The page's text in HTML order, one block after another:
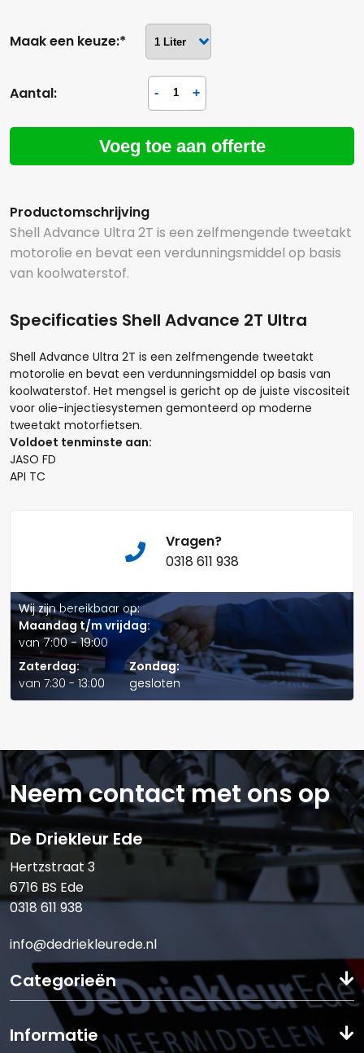
Maak een keuze:*
Aantal:
Voeg toe aan offerte
Productomschrijving
Shell Advance Ultra 2T is een zelfmengende tweetakt
motorolie en bevat een verdunningsmiddel op basis
van koolwaterstof.
Specificaties Shell Advance 2T Ultra
Shell Advance Ultra 2T is een zelfmengende tweetakt
motorolie en bevat een verdunningsmiddel op basis van
koolwaterstof. Het mengsel is gericht op de juiste viscositeit
voor olie-injectiesystemen gemonteerd op moderne
tweetakt motorfietsen.
Voldoet tenminste aan:
JASO FD
API TC
Vragen?
0318 611 938
Wij zijn bereikbaar op:
Maandag t/m vrijdag:
van 7:00 - 19:00
Zaterdag:
van 7:30 - 13:00
Zondag:
gesloten
Hoeveel liter*:
Aantal
- +
Naam*
Telefoonnummer:
E-mail:*
Verstuur offerte
Neem contact met ons op
De Driekleur Ede
Hertzstraat 3
6716 BS Ede
0318 611 938
info@dedriekleurede.nl
Categorieën
Informatie